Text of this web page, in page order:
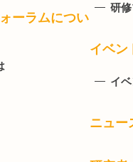
ーラムについ
研
イベン
イ
ニュー